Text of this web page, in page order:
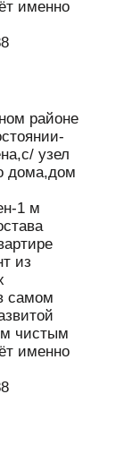
именно
районе
узел
дома,дом
1 м
из
самом
чистым
именно